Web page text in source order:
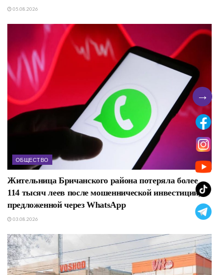
05.08.2026
ОБЩЕСТВО
Жительница Бричанского района потеряла более
114 тысяч леев после мошеннической инвестиции,
предложенной через WhatsApp
03.08.2026
→